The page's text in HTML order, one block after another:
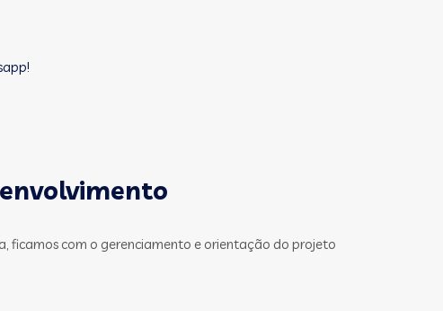
ficamos com o gerenciamento e orientação do projeto